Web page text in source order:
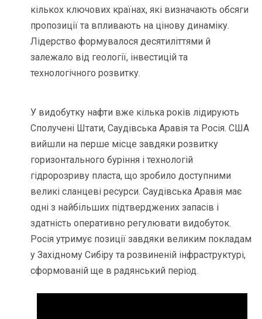
кількох ключових країнах, які визначають обсяги
пропозиції та впливають на цінову динаміку.
Лідерство формувалося десятиліттями й
залежало від геології, інвестицій та
технологічного розвитку.
У видобутку нафти вже кілька років лідирують
Сполучені Штати, Саудівська Аравія та Росія. США
вийшли на перше місце завдяки розвитку
горизонтального буріння і технологій
гідророзриву пласта, що зробило доступними
великі сланцеві ресурси. Саудівська Аравія має
одні з найбільших підтверджених запасів і
здатність оперативно регулювати видобуток.
Росія утримує позиції завдяки великим покладам
у Західному Сибіру та розвиненій інфраструктурі,
сформованій ще в радянський період.